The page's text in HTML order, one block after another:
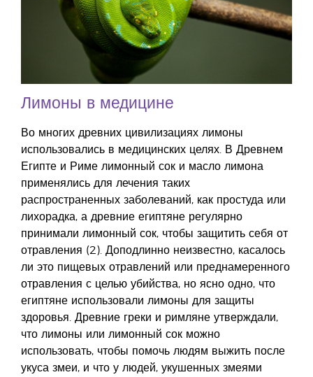
Лимоны в медицине
Во многих древних цивилизациях лимоны
использовались в медицинских целях. В Древнем
Египте и Риме лимонный сок и масло лимона
применялись для лечения таких
распространенных заболеваний, как простуда или
лихорадка, а древние египтяне регулярно
принимали лимонный сок, чтобы защитить себя от
отравления (2). Доподлинно неизвестно, касалось
ли это пищевых отравлений или преднамеренного
отравления с целью убийства, но ясно одно, что
египтяне использовали лимоны для защиты
здоровья. Древние греки и римляне утверждали,
что лимоны или лимонный сок можно
использовать, чтобы помочь людям выжить после
укуса змеи, и что у людей, укушенных змеями